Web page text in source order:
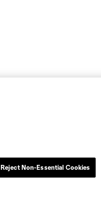
Reject Non-Essential Cookies